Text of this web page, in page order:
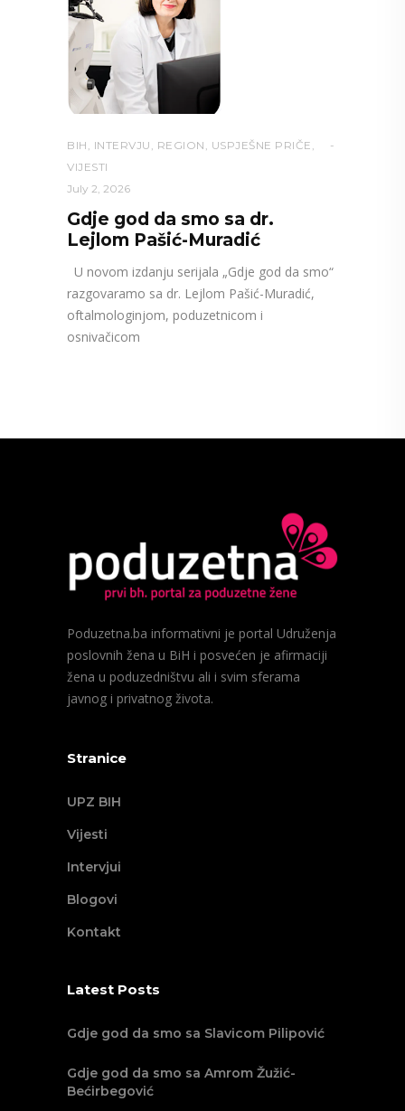
BIH , INTERVJU , REGION , USPJEŠNE PRIČE ,
VIJESTI
July 2, 2026
Gdje god da smo sa dr.
Lejlom Pašić-Muradić
U novom izdanju serijala „Gdje god da smo“
razgovaramo sa dr. Lejlom Pašić-Muradić,
oftalmologinjom, poduzetnicom i
osnivačicom
Poduzetna.ba informativni je portal Udruženja
poslovnih žena u BiH i posvećen je afirmaciji
žena u poduzedništvu ali i svim sferama
javnog i privatnog života.
Stranice
UPZ BIH
Vijesti
Intervjui
Blogovi
Kontakt
Latest Posts
Gdje god da smo sa Slavicom Pilipović
Gdje god da smo sa Amrom Žužić-
Bećirbegović